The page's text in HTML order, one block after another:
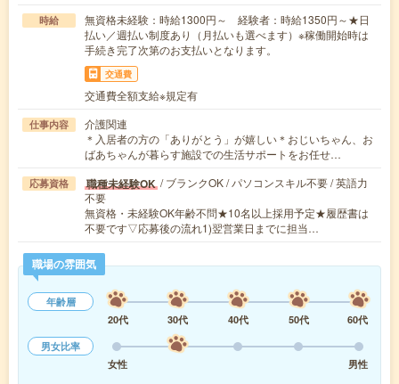
時給
無資格未経験：時給1300円～ 経験者：時給1350円～★日
払い／週払い制度あり（月払いも選べます）※稼働開始時は
手続き完了次第のお支払いとなります。
交通費
交通費全額支給※規定有
仕事内容
介護関連
＊入居者の方の「ありがとう」が嬉しい＊おじいちゃん、お
ばあちゃんが暮らす施設での生活サポートをお任せ…
応募資格 職種未経験OK / ブランクOK / パソコンスキル不要 / 英語力
不要
無資格・未経験OK年齢不問★10名以上採用予定★履歴書は
不要です▽応募後の流れ1)翌営業日までに担当…
職場の雰囲気
年齢層
20代
30代 40代 50代
60代
男女比率
女性
男性